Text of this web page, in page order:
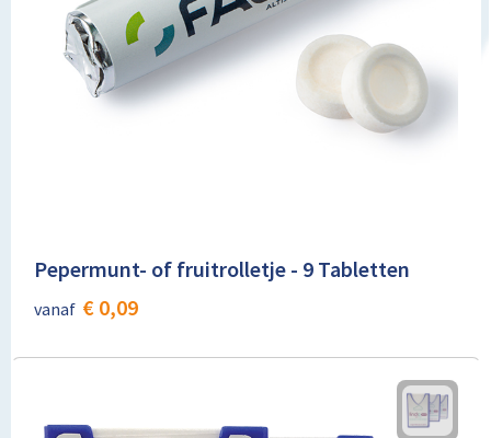
Pepermunt- of fruitrolletje - 9 Tabletten
vanaf € 0,09